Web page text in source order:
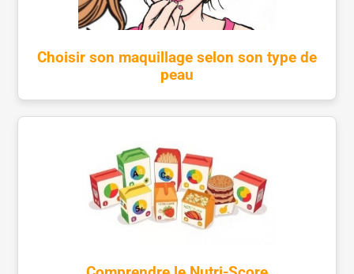
Choisir son maquillage selon son type de
peau